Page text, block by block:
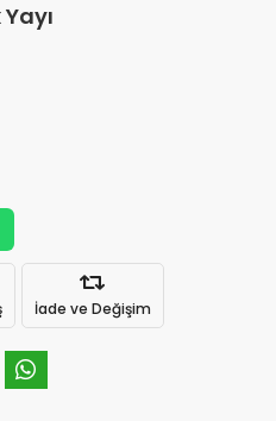
İade ve Değişim